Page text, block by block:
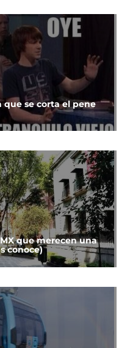
que se corta el pene
que merecen una
conoce)